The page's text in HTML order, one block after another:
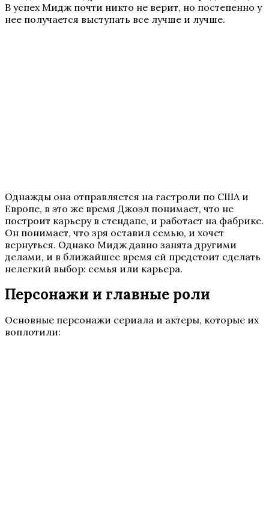
В успех Мидж почти никто не верит, но постепенно у
нее получается выступать все лучше и лучше.
Однажды она отправляется на гастроли по США и
Европе, в это же время Джоэл понимает, что не
построит карьеру в стендапе, и работает на фабрике.
Он понимает, что зря оставил семью, и хочет
вернуться. Однако Мидж давно занята другими
делами, и в ближайшее время ей предстоит сделать
нелегкий выбор: семья или карьера.
Персонажи и главные роли
Основные персонажи сериала и актеры, которые их
воплотили: